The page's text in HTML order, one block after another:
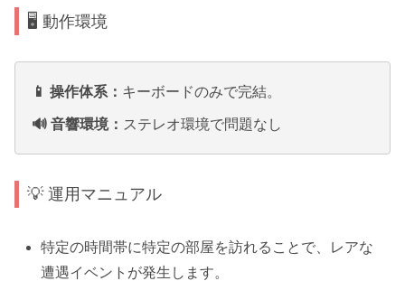
🖥️ 動作環境
📱 操作体系： キーボードのみで完結。
🔊 音響環境： ステレオ環境で問題なし
💡 運用マニュアル
特定の時間帯に特定の部屋を訪れることで、レアな
遭遇イベントが発生します。